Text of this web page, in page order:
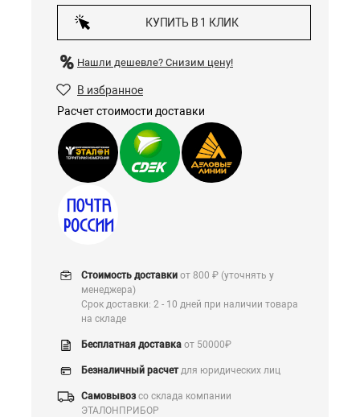
КУПИТЬ В 1 КЛИК
Нашли дешевле? Снизим цену!
В избранное
Расчет стоимости доставки
Стоимость доставки от 800 ₽ (уточнять у
менеджера)
Срок доставки: 2 - 10 дней при наличии товара
на складе
Бесплатная доставка от 50000₽
Безналичный расчетдля юридических лиц
Самовывозсо склада компании
ЭТАЛОНПРИБОР